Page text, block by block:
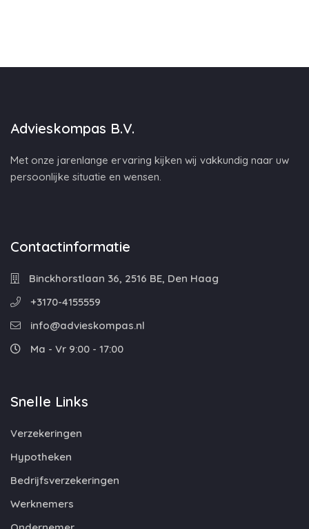
Advieskompas B.V.
Met onze jarenlange ervaring kijken wij vakkundig naar uw
persoonlijke situatie en wensen.
Contactinformatie
Binckhorstlaan 36, 2516 BE, Den Haag
+3170-4155559
info@advieskompas.nl
Ma - Vr 9:00 - 17:00
Snelle Links
Verzekeringen
Hypotheken
Bedrijfsverzekeringen
Werknemers